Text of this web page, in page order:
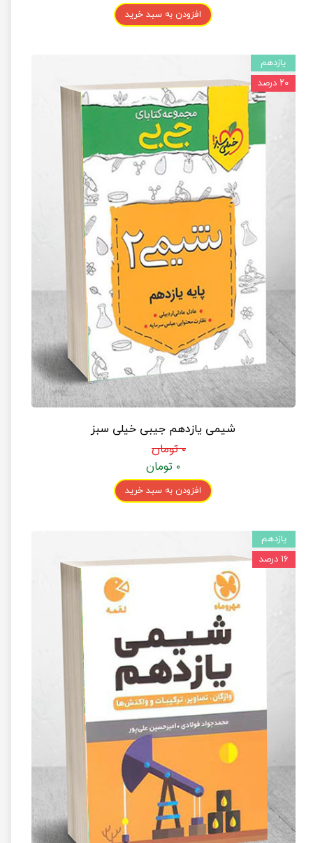
افزودن به سبد خرید
شیمی یازدهم جیبی خیلی سبز
۰ تومان
۰ تومان
افزودن به سبد خرید
یازدهم
۲۰ درصد
یازدهم
۱۶ درصد